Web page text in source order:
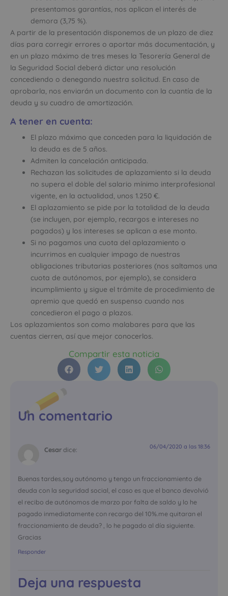
presentamos garantías, nos aplican el interés de
demora (3,75 %).
A partir de la presentación disponemos de un plazo de diez
días para corregir errores o aportar más documentación, y
en un plazo máximo de tres meses la Tesorería General de
la Seguridad Social deberá dictar una resolución
concediendo o denegando nuestra solicitud. En caso de
aprobarla, nos enviarán un documento con la cuantía de la
deuda y su cuadro de amortización.
A tener en cuenta:
El plazo máximo que conceden para la liquidación de
la deuda es de 5 años.
Admiten la cancelación anticipada.
Rechazan las solicitudes de aplazamiento si la deuda
no supera el doble del salario mínimo interprofesional
vigente, en la actualidad, unos 1.250 €.
El aplazamiento se pide por la totalidad de la deuda
(se incluyen, por ejemplo, recargos e intereses no
pagados) y los intereses se aplican a ese monto.
Si no pagamos una cuota del aplazamiento o
incurrimos en cualquier impago de nuestras
obligaciones tributarias posteriores (nos saltamos una
cuota de autónomos, por ejemplo), se considera
incumplimiento y sigue el trámite de procedimiento de
apremio que quedó en suspenso cuando nos
concedieron el pago a plazos.
Los aplazamientos son como malabares para que las
cuentas cierren, así que mejor conocerlos.
Compartir esta noticia
Un comentario
Cesardice: 06/04/2020 a las 18:36
Buenas tardes,soy autónomo y tengo un fraccionamiento de
deuda con la seguridad social, el caso es que el banco devolvió
el recibo de autónomos de marzo por falta de saldo y lo he
pagado inmediatamente con recargo del 10%.me quitaran el
fraccionamiento de deuda? , lo he pagado al día siguiente.
Gracias
Responder
Deja una respuesta